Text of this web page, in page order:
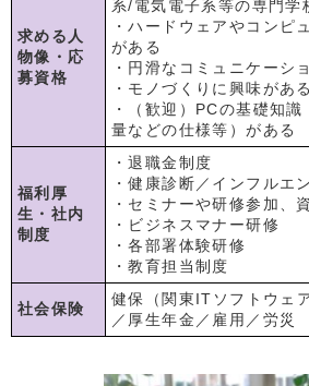
求める人
物像・応
募資格
系/電気電子系等の専門学
・ハードウェアやコンピ
がある
・円滑なコミュニケーシ
・モノづくりに興味がある
・（歓迎）PCの基礎知
量などの仕様等）がある
福利厚
生・社内
制度
・退職金制度
・健康診断／インフルエ
・セミナーや研修参加、
・ビジネスマナー研修
・各部署体験研修
・教育担当制度
社会保険
健保（関東ITソフトウェ
／厚生年金／雇用／労災